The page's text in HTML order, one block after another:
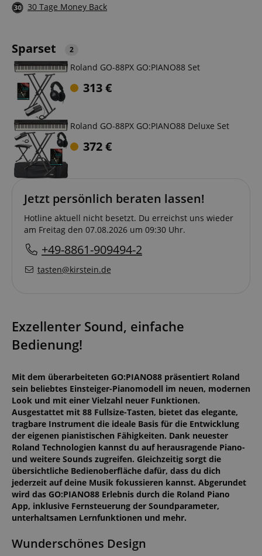
30 Tage Money Back
Sparset 2
Roland GO-88PX GO:PIANO88 Set
313€
Roland GO-88PX GO:PIANO88 Deluxe Set
372€
Jetzt persönlich beraten lassen!
Hotline aktuell nicht besetzt. Du erreichst uns wieder
am Freitag den 07.08.2026 um 09:30 Uhr.
+49-8861-909494-2
tasten@kirstein.de
Exzellenter Sound, einfache
Bedienung!
Mit dem überarbeiteten GO:PIANO88 präsentiert Roland
sein beliebtes Einsteiger-Pianomodell im neuen, modernen
Look und mit einer Vielzahl neuer Funktionen.
Ausgestattet mit 88 Fullsize-Tasten, bietet das elegante,
tragbare Instrument die ideale Basis für die Entwicklung
der eigenen pianistischen Fähigkeiten. Dank neuester
Roland Technologien kannst du auf herausragende Piano-
und weitere Sounds zugreifen. Gleichzeitig sorgt die
übersichtliche Bedienoberfläche dafür, dass du dich
jederzeit auf deine Musik fokussieren kannst. Abgerundet
wird das GO:PIANO88 Erlebnis durch die Roland Piano
App, inklusive Fernsteuerung der Soundparameter,
unterhaltsamen Lernfunktionen und mehr.
Wunderschönes Design